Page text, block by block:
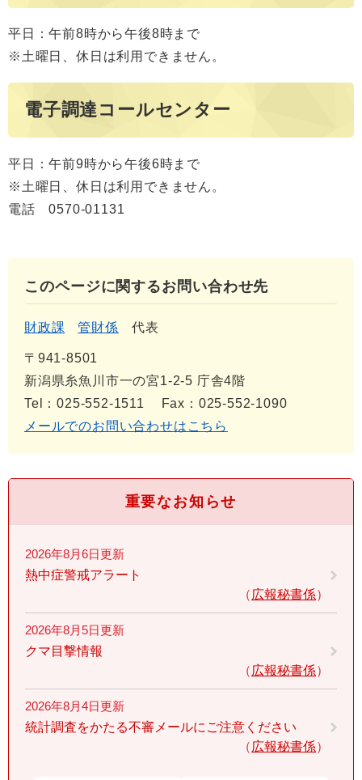
平日：午前8時から午後8時まで
※土曜日、休日は利用できません。
電子調達コールセンター
平日：午前9時から午後6時まで
※土曜日、休日は利用できません。
電話 0570-01131
このページに関するお問い合わせ先
財政課 管財係 代表
〒941-8501
新潟県糸魚川市一の宮1-2-5 庁舎4階
Tel：025-552-1511
Fax：025-552-1090
メールでのお問い合わせはこちら
重要なお知らせ
2026年8月6日更新
熱中症警戒アラート
広報秘書係
2026年8月5日更新
クマ目撃情報
広報秘書係
2026年8月4日更新
統計調査をかたる不審メールにご注意ください
広報秘書係